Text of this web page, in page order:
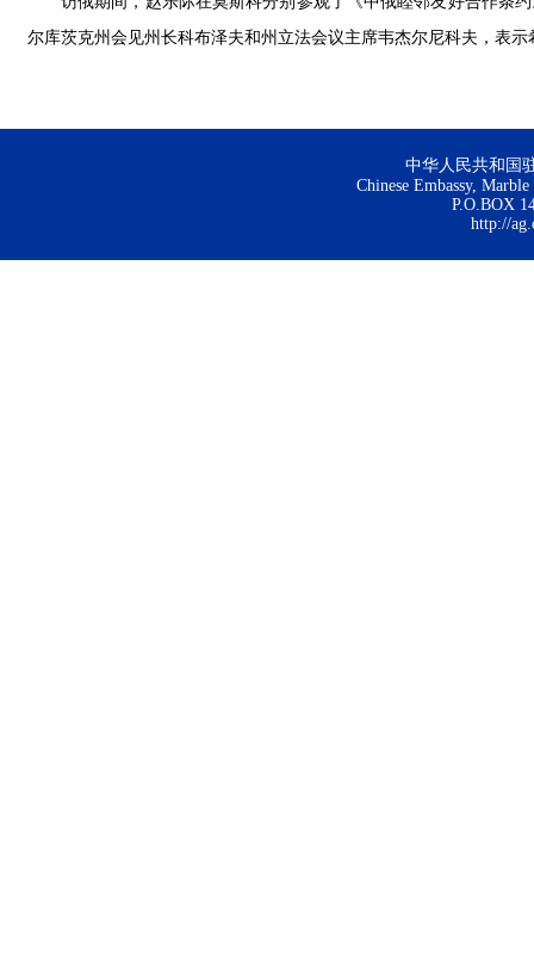
尔库茨克州会见州长科布泽夫和州立法会议主席韦杰尔尼科夫，表
中华人民共和国
Chinese Embassy,
P.O.BOX
http://